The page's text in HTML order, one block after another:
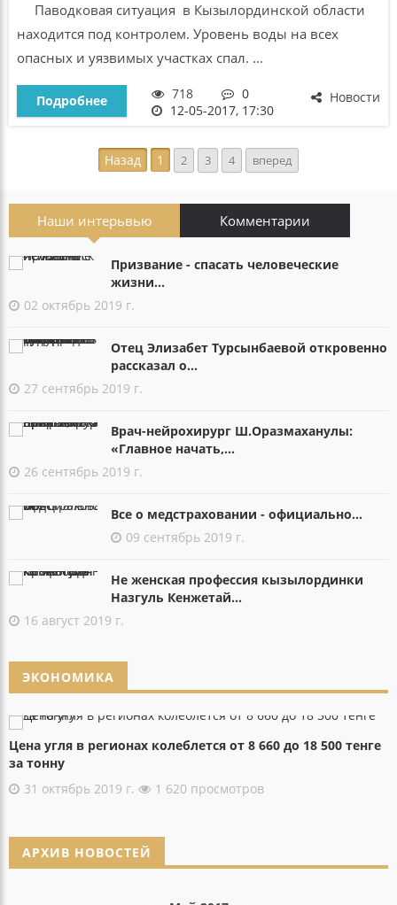
Паводковая ситуация в Кызылординской области
находится под контролем. Уровень воды на всех
опасных и уязвимых участках спал. ...
Новости
Подробнее 718
0
12-05-2017, 17:30
Назад 1 2 3 4 вперед
Наши интерьвью Комментарии
Призвание - спасать человеческие
жизни...
02 октябрь 2019 г.
Отец Элизабет Турсынбаевой откровенно
рассказал о...
27 сентябрь 2019 г.
Врач-нейрохирург Ш.Оразмаханулы:
«Главное начать,...
26 сентябрь 2019 г.
Все о медстраховании - официально...
09 сентябрь 2019 г.
Не женская профессия кызылординки
Назгуль Кенжетай...
16 август 2019 г.
ЭКОНОМИКА
Цена угля в регионах колеблется от 8 660 до 18 500 тенге
за тонну
31 октябрь 2019 г.
1 620 просмотров
АРХИВ НОВОСТЕЙ